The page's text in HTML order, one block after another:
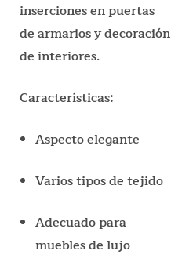
inserciones en puertas
de armarios y decoración
de interiores.
Características:
Aspecto elegante
Varios tipos de tejido
Adecuado para
muebles de lujo